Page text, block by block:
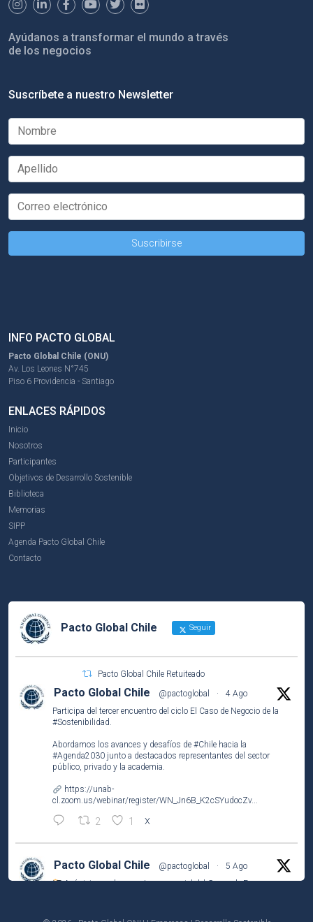
Ayúdanos a transformar el mundo a través
de los negocios
Suscríbete a nuestro Newsletter
INFO PACTO GLOBAL
Pacto Global Chile (ONU)
Av. Los Leones N°745
Piso 6 Providencia - Santiago
ENLACES RÁPIDOS
Inicio
Nosotros
Participantes
Objetivos de Desarrollo Sostenible
Biblioteca
Memorias
SIPP
Agenda Pacto Global Chile
Contacto
Pacto Global Chile Seguir
Pacto Global Chile Retuiteado
Pacto Global Chile @pactoglobal ·
4 Ago
Participa del tercer encuentro del ciclo El Caso de Negocio de la
#Sostenibilidad.
Abordamos los avances y desafíos de #Chile hacia la
#Agenda2030 junto a destacados representantes del sector
público, privado y la academia.
https://unab-
cl.zoom.us/webinar/register/WN_Jn6B_K2cSYudocZv...
2 1 X
Pacto Global Chile @pactoglobal ·
5 Ago
Así vivimos el encuentro presencial del Grupo de Empresas